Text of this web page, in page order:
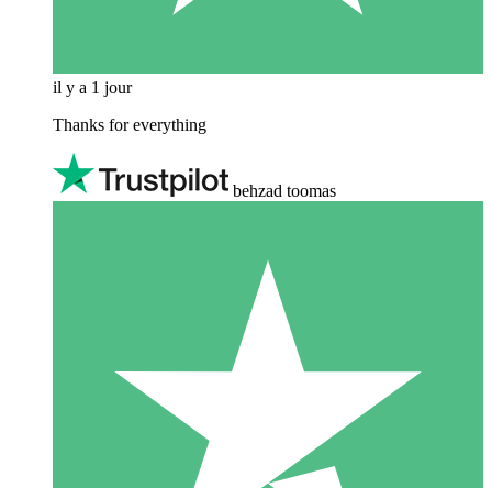
il y a 1 jour
Thanks for everything
behzad toomas